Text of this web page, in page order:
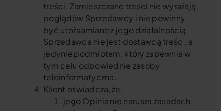
treści. Zamieszczane treści nie wyrażają
poglądów Sprzedawcy i nie powinny
być utożsamiane z jego działalnością.
Sprzedawca nie jest dostawcą treści, a
jedynie podmiotem, który zapewnia w
tym celu odpowiednie zasoby
teleinformatyczne.
Klient oświadcza, że:
jego Opinia nie narusza zasadach